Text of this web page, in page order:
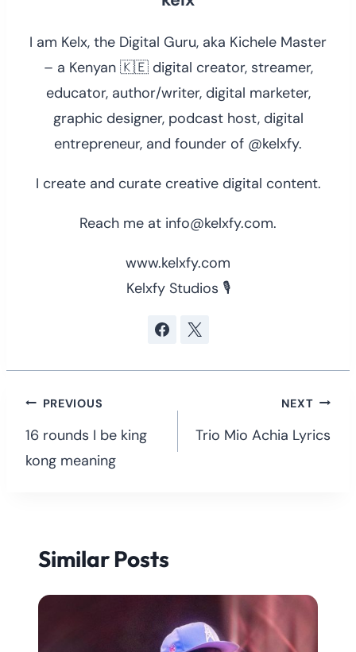
I am Kelx, the Digital Guru, aka Kichele Master
– a Kenyan 🇰🇪 digital creator, streamer,
educator, author/writer, digital marketer,
graphic designer, podcast host, digital
entrepreneur, and founder of @kelxfy.
I create and curate creative digital content.
Reach me at info@kelxfy.com.
www.kelxfy.com
Kelxfy Studios 🎙
Post
navigation
PREVIOUS
16 rounds I be king
kong meaning
NEXT
Trio Mio Achia Lyrics
Similar Posts